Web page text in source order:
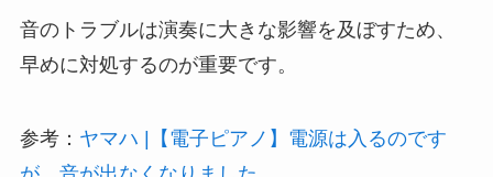
音のトラブルは演奏に大きな影響を及ぼすため、
早めに対処するのが重要です。
参考： ヤマハ |【電子ピアノ】電源は入るのです